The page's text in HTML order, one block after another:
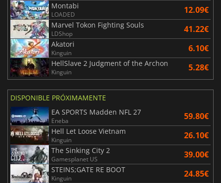
Montabi
LOADED 12.09€
Marvel Tokon Fighting Souls
LDShop 41.22€
Akatori
Kinguin 6.10€
HellSlave 2 Judgment of the Archon
Kinguin 5.28€
DISPONIBLE PRÓXIMAMENTE
EA SPORTS Madden NFL 27
Eneba 59.80€
Hell Let Loose Vietnam
Kinguin 26.10€
The Sinking City 2
Gamesplanet US 39.00€
STEINS;GATE RE BOOT
Kinguin 24.85€